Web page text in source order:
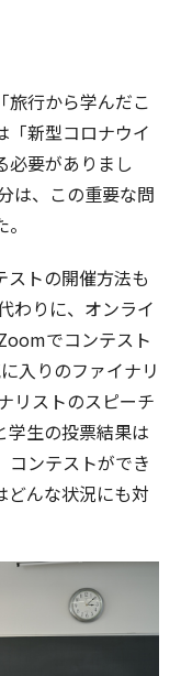
旅行から学んだこ
「新型コロナウイ
必要がありまし
は、この重要な問
トの開催方法も
わりに、オンライ
でコンテスト
入りのファイナリ
リストのスピーチ
学生の投票結果は
コンテストができ
どんな状況にも対